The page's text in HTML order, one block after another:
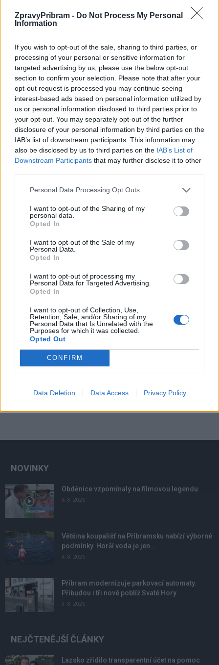
ZpravyPribram - Do Not Process My Personal
Information
If you wish to opt-out of the sale, sharing to third parties, or
processing of your personal or sensitive information for
targeted advertising by us, please use the below opt-out
section to confirm your selection. Please note that after your
opt-out request is processed you may continue seeing
interest-based ads based on personal information utilized by
us or personal information disclosed to third parties prior to
your opt-out. You may separately opt-out of the further
disclosure of your personal information by third parties on the
IAB’s list of downstream participants. This information may
also be disclosed by us to third parties on the IAB’s List of
Downstream Participants that may further disclose it to other
Personal Data Processing Opt Outs
I want to opt-out of the Sharing of my
personal data.
Opted In
I want to opt-out of the Sale of my
Personal Data.
Opted In
I want to opt-out of processing my
Personal Data for Targeted Advertising.
Opted In
I want to opt-out of Collection, Use,
Retention, Sale, and/or Sharing of my
Personal Data that Is Unrelated with the
Purposes for which it was collected.
Opted Out
CONFIRM
Data Deletion Data Access Privacy Policy
Předchozí článek
nanečisto vyzkoušet trať
červnového Běhu okolo Pleše
osudu bazénu. Zdá se, že našli
víceméně shodu, ale budou
ještě dál jednat
SOUVISEJÍCÍ ČLÁNKY
VÍCE OD AUTORA
O čem se mluví
Parkovací dům jako levná garáž? Opozice
zpochybňuje jeho využití
O čem se mluví
Stačí občanka, nebo je průkazka nutná?
seniorů MHD
O čem se mluví
náměstí 17. listopadu. Radnice tvrdí, že
situaci má pod kontrolou
NOVINKY
Obděnice vzpomínaly na filmovou legendu
6. 8. 2026
Většina koupališť na Příbramsku nabízí výborné
podmínky. Horší voda je jen...
4. 8. 2026
Příbram modernizuje parkovací automaty.
Přibudou i tři nové poblíž Svaté Hory
3. 8. 2026
NEJČTENĚJŠÍ ČLÁNKY
Lazsko zřídilo transparentní účet na pomoc